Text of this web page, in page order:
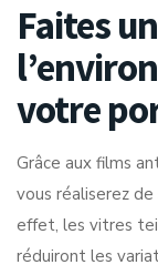
Faites
votre
Grâce aux films
vous réaliserez
effet, les vitres
réduiront les